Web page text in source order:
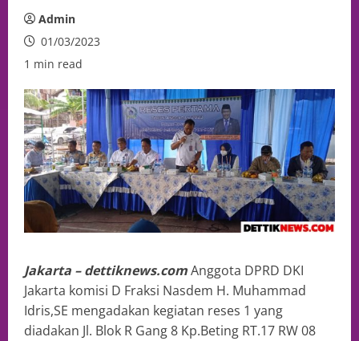
Admin
01/03/2023
1 min read
Jakarta – dettiknews.comAnggota DPRD DKI
Jakarta komisi D Fraksi Nasdem H. Muhammad
Idris,SE mengadakan kegiatan reses 1 yang
diadakan Jl. Blok R Gang 8 Kp.Beting RT.17 RW 08